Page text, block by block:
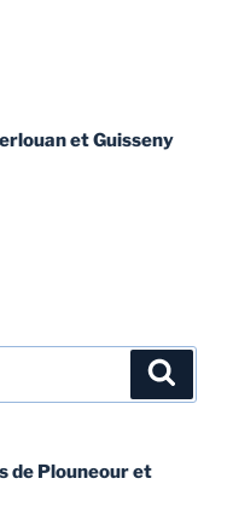
et Guisseny
de Plouneour et